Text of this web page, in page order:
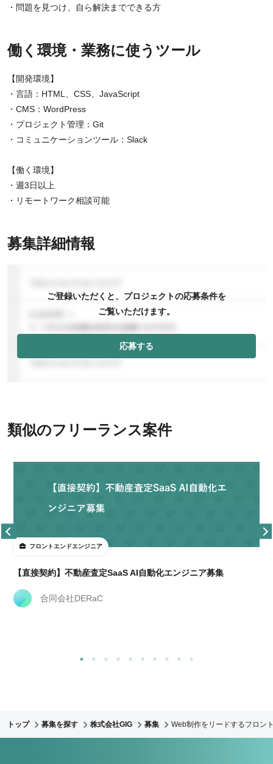
・問題を見つけ、自ら解決までできる方
働く環境・業務に使うツール
【開発環境】
・言語：HTML、CSS、JavaScript
・CMS：WordPress
・プロジェクト管理：Git
・コミュニケーションツール：Slack
【働く環境】
・週3日以上
・リモートワーク相談可能
募集詳細情報
ご登録いただくと、プロジェクトの応募条件を
ご覧いただけます。
応募する
類似のフリーランス案件
フロントエンドエンジニア
【直接契約】不動産査定SaaS AI自動化エンジニア募集
合同会社DERaC
トップ 募集を探す 株式会社GIG 募集 Web制作をリードするフロン